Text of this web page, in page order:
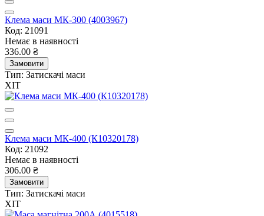
Клема маси МК-300 (4003967)
Код: 21091
Немає в наявності
336.00 ₴
Замовити
Тип: Затискачі маси
ХІТ
Клема маси МК-400 (К10320178)
Код: 21092
Немає в наявності
306.00 ₴
Замовити
Тип: Затискачі маси
ХІТ